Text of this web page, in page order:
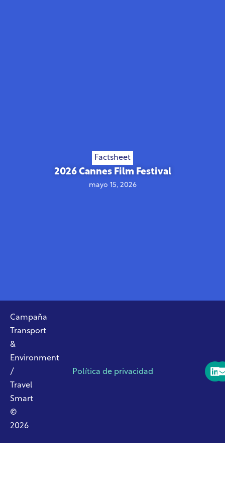
Factsheet
2026 Cannes Film Festival
mayo 15, 2026
Campaña
Transport
&
Environment
/
Travel
Smart
©
2026
Política de privacidad